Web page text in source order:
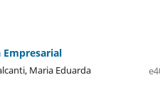
Maria Eduarda